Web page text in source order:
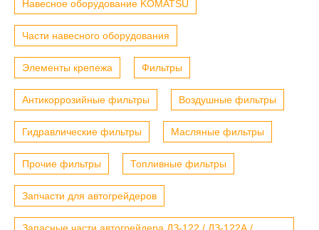
Навесное оборудование KOMATSU
Части навесного оборудования
Элементы крепежа Фильтры
Антикоррозийные фильтры Воздушные фильтры
Гидравлические фильтры Масляные фильтры
Прочие фильтры Топливные фильтры
Запчасти для автогрейдеров
Запасные части автогрейдера ДЗ-122 / ДЗ-122А /